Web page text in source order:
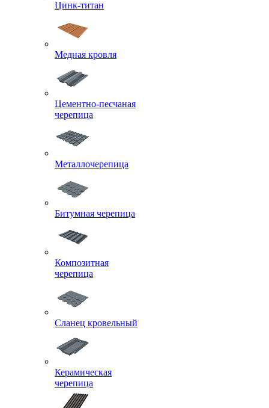
Цинк-титан
Медная кровля
Цементно-песчаная
черепица
Металлочерепица
Битумная черепица
Композитная
черепица
Сланец кровельный
Керамическая
черепица